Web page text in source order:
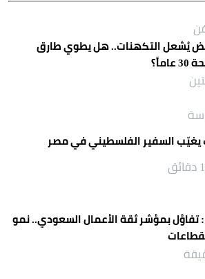
يُشعل التكهنات.. هل يطوي طارق
يغيّب السفير الفلسطيني في مصر
تفاؤل بمؤشر ثقة الأعمال السعودي.. نمو